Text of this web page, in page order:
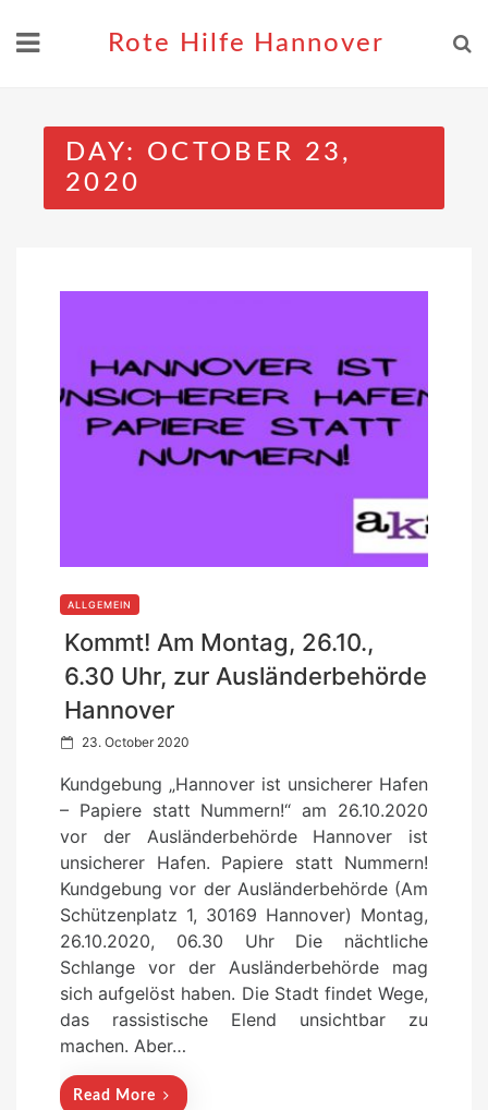
Rote Hilfe Hannover
DAY: OCTOBER 23,
2020
ALLGEMEIN
Kommt! Am Montag, 26.10.,
6.30 Uhr, zur Ausländerbehörde
Hannover
P
s
e
d
o
n
23. October 2020
Kundgebung „Hannover ist unsicherer Hafen
– Papiere statt Nummern!“ am 26.10.2020
vor der Ausländerbehörde Hannover ist
unsicherer Hafen. Papiere statt Nummern!
Kundgebung vor der Ausländerbehörde (Am
Schützenplatz 1, 30169 Hannover) Montag,
26.10.2020, 06.30 Uhr Die nächtliche
Schlange vor der Ausländerbehörde mag
sich aufgelöst haben. Die Stadt findet Wege,
das rassistische Elend unsichtbar zu
machen. Aber…
Read More